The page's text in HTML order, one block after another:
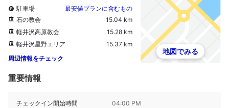
駐車場
最安値プランに含むもの
石の教会
15.04 km
軽井沢高原教会
15.28 km
軽井沢星野エリア
15.37 km
周辺情報をチェック
地図でみる
重要情報
チェックイン開始時間 04:00 PM